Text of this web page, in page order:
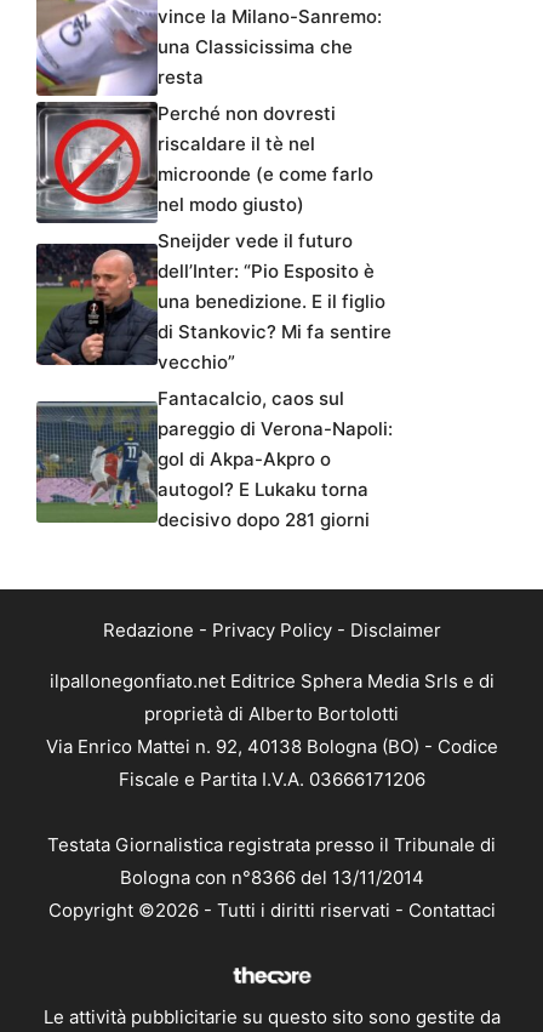
vince la Milano-Sanremo:
una Classicissima che
resta
Perché non dovresti
riscaldare il tè nel
microonde (e come farlo
nel modo giusto)
Sneijder vede il futuro
dell’Inter: “Pio Esposito è
una benedizione. E il figlio
di Stankovic? Mi fa sentire
vecchio”
Fantacalcio, caos sul
pareggio di Verona-Napoli:
gol di Akpa-Akpro o
autogol? E Lukaku torna
decisivo dopo 281 giorni
Redazione - Privacy Policy- Disclaimer
ilpallonegonfiato.net Editrice Sphera Media Srls e di
proprietà di Alberto Bortolotti
Via Enrico Mattei n. 92, 40138 Bologna (BO) - Codice
Fiscale e Partita I.V.A. 03666171206
Testata Giornalistica registrata presso il Tribunale di
Bologna con n°8366 del 13/11/2014
Copyright ©2026 - Tutti i diritti riservati - Contattaci
Le attività pubblicitarie su questo sito sono gestite da